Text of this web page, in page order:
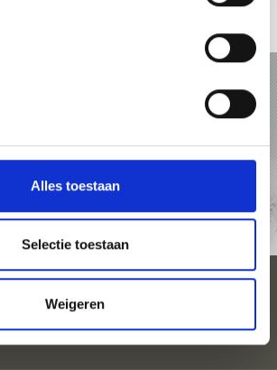
Alles toestaan
Selectie toestaan
Weigeren
ACCOMMODATIES
AANVRAAG